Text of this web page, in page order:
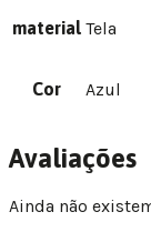
material Tela
Cor Azul
Avaliações
Ainda não